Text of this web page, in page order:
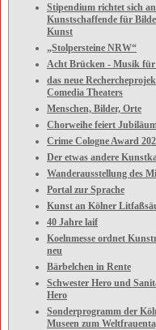
Stipendium richtet sich an
Kunstschaffende für
Kunst
„Stolpersteine NRW“
Acht Brücken - Musik
das neue
Comedia Theaters
Menschen, Bilder, Orte
Chorweihe feiert
Crime Cologne Award
Der etwas andere
Wanderausstellung des
Portal zur Sprache
Kunst an Kölner
40 Jahre laif
Koelnmesse ordnet
neu
Bärbelchen in Rente
Schwester Hero und
Hero
Sonderprogramm der
Museen zum